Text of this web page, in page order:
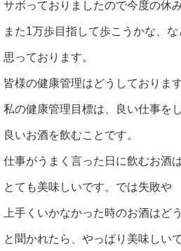
サボっておりましたので今度の休
また1万歩目指して歩こうかな、な
思っております。
皆様の健康管理はどうしておりま
私の健康管理目標は、良い仕事を
良いお酒を飲むことです。
仕事がうまく言った日に飲むお酒
とても美味しいです。では失敗や
上手くいかなかった時のお酒はど
と聞かれたら、やっぱり美味しいで